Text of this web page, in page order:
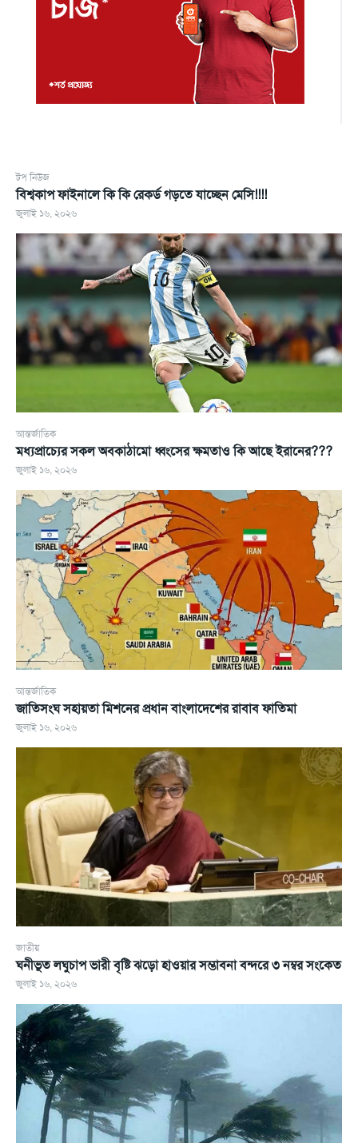
টপ নিউজ
বিশ্বকাপ ফাইনালে কি কি রেকর্ড গড়তে যাচ্ছেন মেসি!!!!
জুলাই ১৬, ২০২৬
আন্তর্জাতিক
মধ্যপ্রাচ্যের সকল অবকাঠামো ধ্বংসের ক্ষমতাও কি আছে ইরানের???
জুলাই ১৬, ২০২৬
আন্তর্জাতিক
জাতিসংঘ সহায়তা মিশনের প্রধান বাংলাদেশের রাবাব ফাতিমা
জুলাই ১৬, ২০২৬
জাতীয়
ঘনীভূত লঘুচাপ ভারী বৃষ্টি ঝড়ো হাওয়ার সম্ভাবনা বন্দরে ৩ নম্বর সংকেত
জুলাই ১৬, ২০২৬